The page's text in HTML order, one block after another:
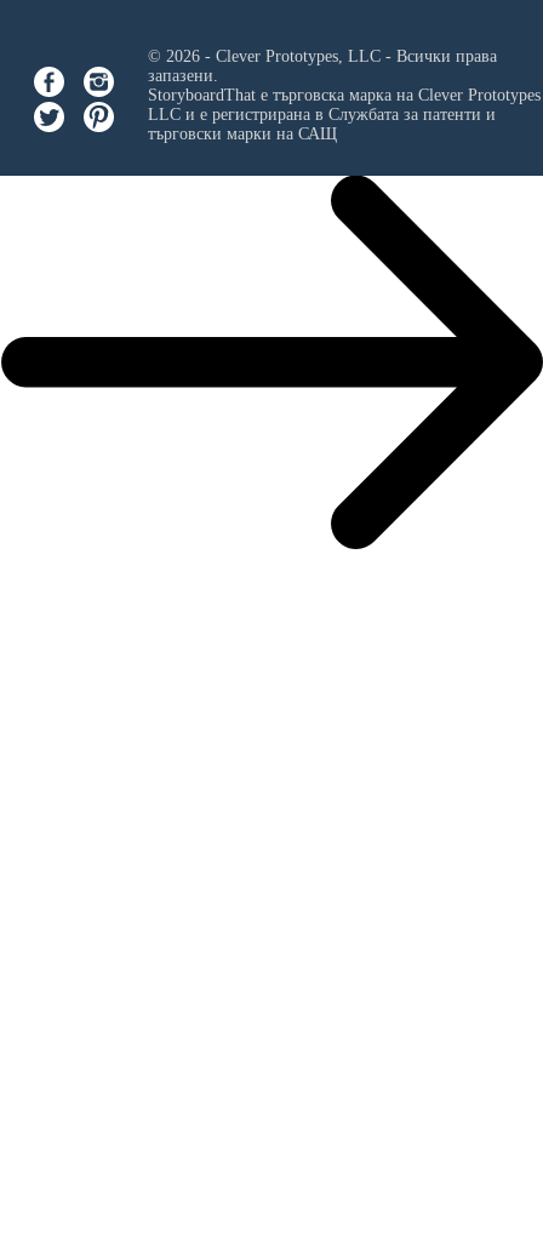
© 2026 - Clever Prototypes, LLC - Всички права
запазени.
StoryboardThat е търговска марка на Clever
LLCи е регистрирана в Службата за патенти и
търговски марки на САЩ